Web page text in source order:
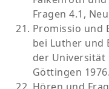
Fragen 4.1,
Promissio und
bei Luther und
der Universität
Göttingen 1976.